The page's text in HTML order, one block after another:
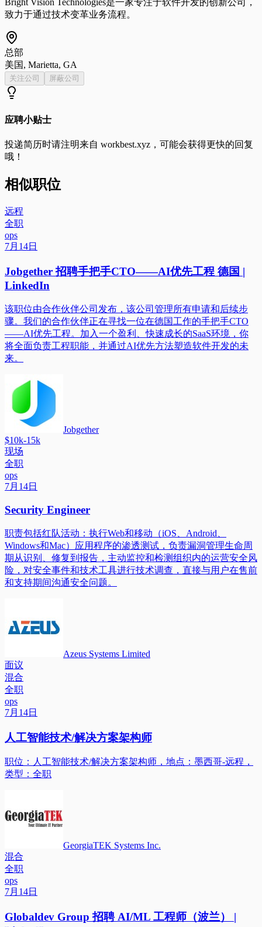
致力于通过技术变革业务流程。
总部
美国, Marietta, GA
关注公司 屏蔽公司
应聘小贴士
投递简历时请注明来自 workbest.xyz ，可能会获得更快的回复
哦！
相似职位
远程
全职
ops
7月14日
Jobgether 招聘手把手CTO——AI优先工程 德国 |
LinkedIn
该职位由合作伙伴公司发布，该公司管理所有申请和后续步
骤。我们的合作伙伴正在寻找一位在德国工作的手把手CTO
——AI优先工程。加入一个盈利、快速成长的SaaS环境，你
将全面负责工程职能，并通过AI优先方法塑造软件开发的未
来。
Jobgether
$10k-15k
现场
全职
ops
7月14日
Security Engineer
职责包括红队活动：执行Web和移动（iOS、Android、
Windows和Mac）应用程序的渗透测试，负责漏洞管理生命周
期从识别、修复到报告，主动监控和检测组织内的运营安全风
险，对安全事件和技术工具进行技术调查，直接与用户在售前
和支持期间沟通安全问题。
Azeus Systems Limited
面议
混合
全职
ops
7月14日
人工智能技术/解决方案架构师
职位：人工智能技术/解决方案架构师，地点：墨西哥-远程，
类型：全职
GeorgiaTEK Systems Inc.
混合
全职
ops
7月14日
Globaldev Group 招聘 AI/ML 工程师（波兰） |